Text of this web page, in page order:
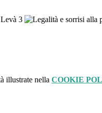
illustrate nella COOKIE